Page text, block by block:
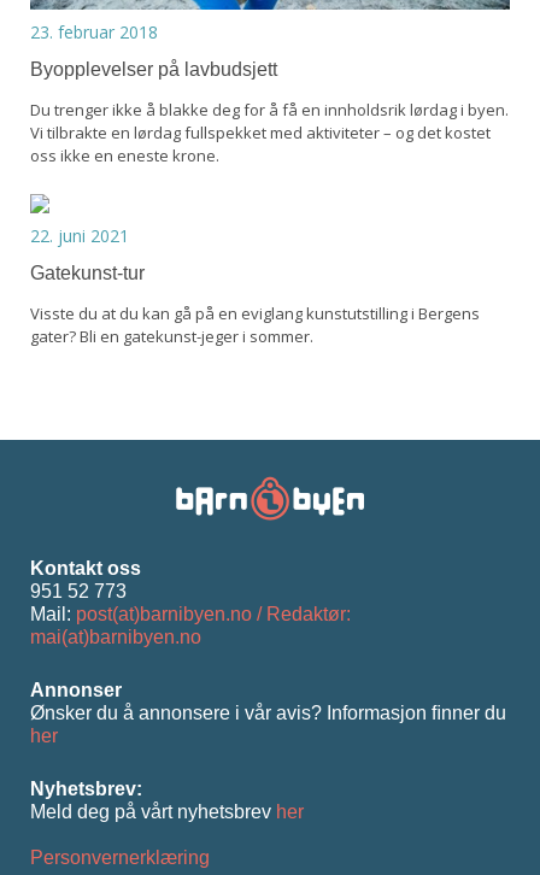
23. februar 2018
Byopplevelser på lavbudsjett
Du trenger ikke å blakke deg for å få en innholdsrik lørdag i byen.
Vi tilbrakte en lørdag fullspekket med aktiviteter – og det kostet
oss ikke en eneste krone.
22. juni 2021
Gatekunst-tur
Visste du at du kan gå på en eviglang kunstutstilling i Bergens
gater? Bli en gatekunst-jeger i sommer.
Kontakt oss
951 52 773
Mail: post(at)barnibyen.no / Redaktør:
mai(at)barnibyen.no
Annonser
Ønsker du å annonsere i vår avis? Informasjon ﬁnner du
her
Nyhetsbrev:
Meld deg på vårt nyhetsbrev her
Personvernerklæring